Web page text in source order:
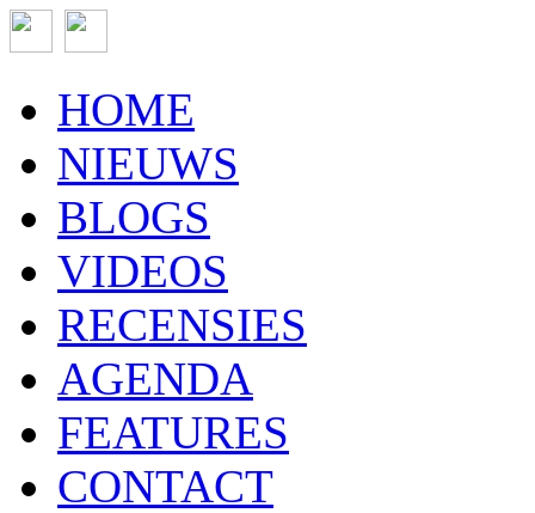
HOME
NIEUWS
BLOGS
VIDEOS
RECENSIES
AGENDA
FEATURES
CONTACT